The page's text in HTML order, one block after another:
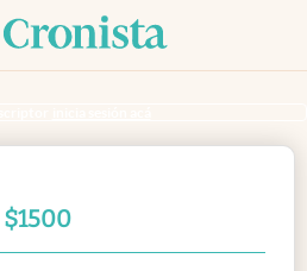
$1500